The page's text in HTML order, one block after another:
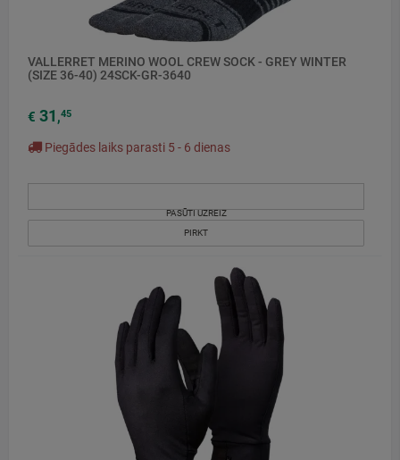
VALLERRET MERINO WOOL CREW SOCK - GREY WINTER
(SIZE 36-40) 24SCK-GR-3640
€ 31 ,45
Piegādes laiks parasti 5 - 6 dienas
PASŪTI UZREIZ
PIRKT